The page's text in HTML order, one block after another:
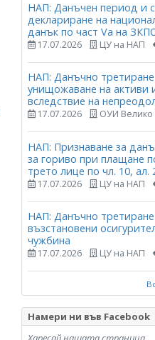
НАП: Данъчен период и
деклариране на
данък по част Vа на
17.07.2026 ЦУ на НАП
НАП: Данъчно
унищожаване на активи
вследствие на
17.07.2026 ОУИ Велико
НАП: Признаване за
за гориво при плащане
трето лице по чл. 10,
17.07.2026 ЦУ на НАП
НАП: Данъчно
възстановени
чужбина
17.07.2026 ЦУ на НАП
Намери ни във Facebook